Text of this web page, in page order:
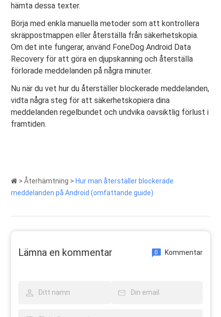
hämta dessa texter.
Börja med enkla manuella metoder som att kontrollera
skräppostmappen eller återställa från säkerhetskopia.
Om det inte fungerar, använd FoneDog Android Data
Recovery för att göra en djupskanning och återställa
förlorade meddelanden på några minuter.
Nu när du vet hur du återställer blockerade meddelanden,
vidta några steg för att säkerhetskopiera dina
meddelanden regelbundet och undvika oavsiktlig förlust i
framtiden.
>Återhämtning > Hur man återställer blockerade
meddelanden på Android (omfattande guide)
Lämna en kommentar 0 Kommentar